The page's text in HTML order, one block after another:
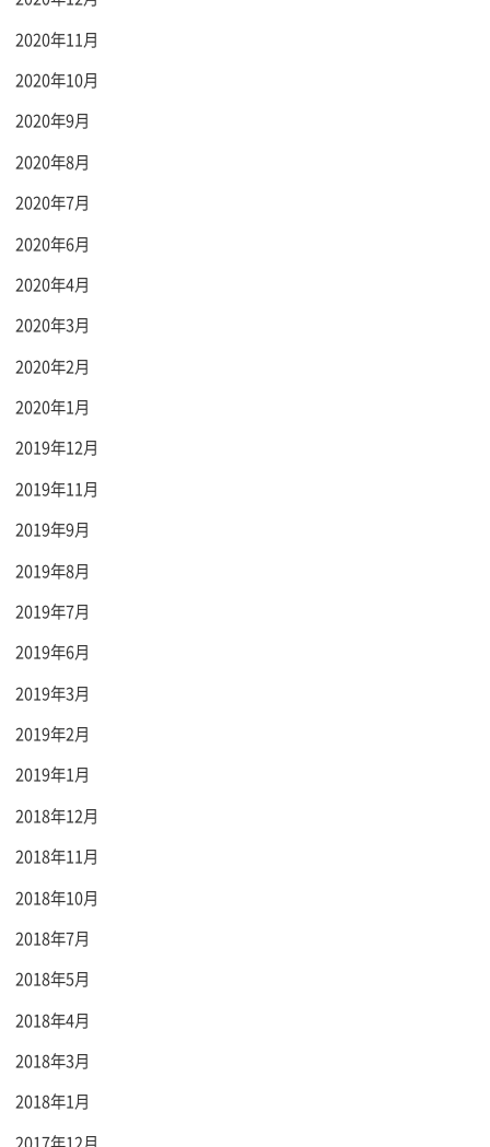
2020年11月
2020年10月
2020年9月
2020年8月
2020年7月
2020年6月
2020年4月
2020年3月
2020年2月
2020年1月
2019年12月
2019年11月
2019年9月
2019年8月
2019年7月
2019年6月
2019年3月
2019年2月
2019年1月
2018年12月
2018年11月
2018年10月
2018年7月
2018年5月
2018年4月
2018年3月
2018年1月